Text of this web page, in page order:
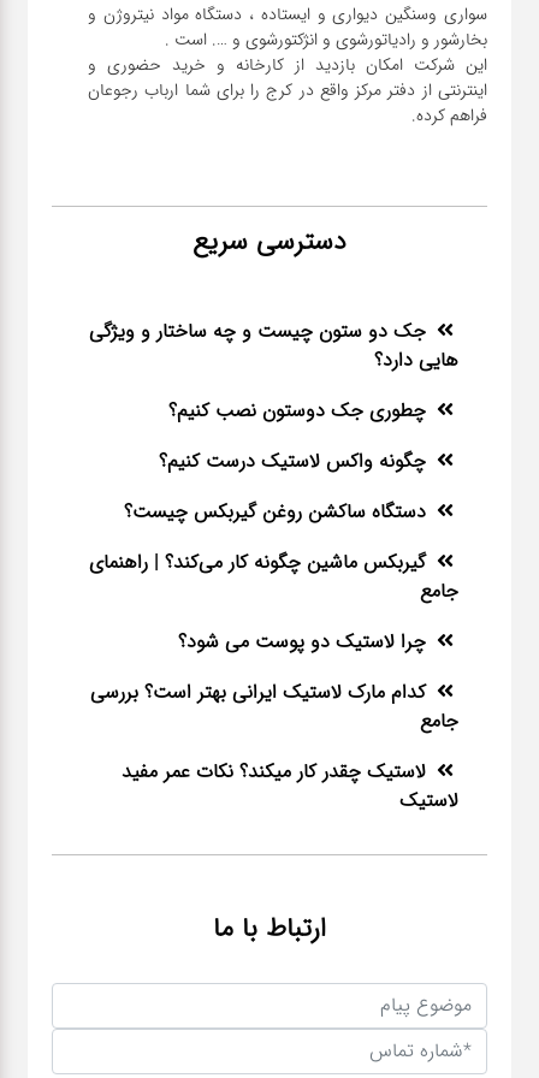
سواری و‌سنگین دیواری و ایستاده ، دستگاه مواد نیتروژن و
این شرکت امکان بازدید از کارخانه و خرید حضوری و
اینترنتی از دفتر مرکز واقع در کرج را برای شما ارباب رجوعان
فراهم کرده.
دسترسی سریع
جک دو ستون چیست و چه ساختار و ویژگی
هایی دارد؟
چطوری جک دوستون نصب کنیم؟
چگونه واکس لاستیک درست کنیم؟
دستگاه ساکشن روغن گیربکس چیست؟
گیربکس ماشین چگونه کار می‌کند؟ | راهنمای
جامع
چرا لاستیک دو پوست می شود؟
کدام مارک لاستیک ایرانی بهتر است؟ بررسی
جامع
لاستیک چقدر کار میکند؟ نکات عمر مفید
لاستیک
ارتباط با ما